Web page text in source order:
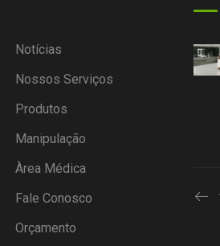
Notícias
Nossos Serviços
Produtos
Manipulação
Àrea Médica
Fale Conosco
Orçamento
duas pessoas usando a
fórmula podem ter
diferentes?
por
03 Agosto 2026